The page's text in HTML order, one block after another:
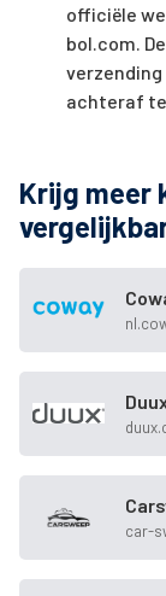
officiële
bol.com.
achteraf
Krijg meer
car-